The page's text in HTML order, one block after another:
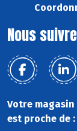
Nous
Votre magasin
est proche de :